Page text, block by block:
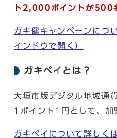
ト2,000ポイントが500
ガキ健キャンペーンにつ
インドウで開く）
ガキペイとは？
大垣市版デジタル地域通
1ポイント1円として、加
ガキペイについて詳しく